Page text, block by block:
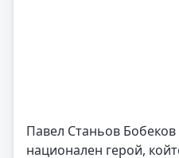
Павел Станьов Бобеков
национален герой,